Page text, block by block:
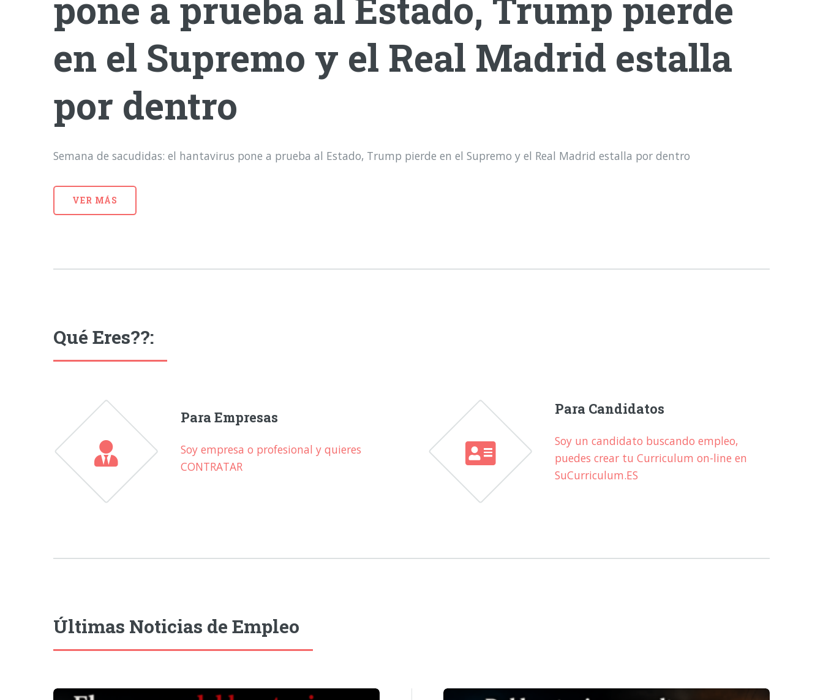
en el Supremo y el Real Madrid estalla
por dentro
Semana de sacudidas: el hantavirus pone a prueba al Estado, Trump pierde en el Supremo y el Real Madrid estalla por dentro
VER MÁS
Qué Eres??:
Para Empresas
Soy empresa o profesional y quieres
CONTRATAR
Para Candidatos
Soy un candidato buscando empleo,
puedes crear tu Curriculum on-line en
SuCurriculum.ES
Últimas Noticias de Empleo